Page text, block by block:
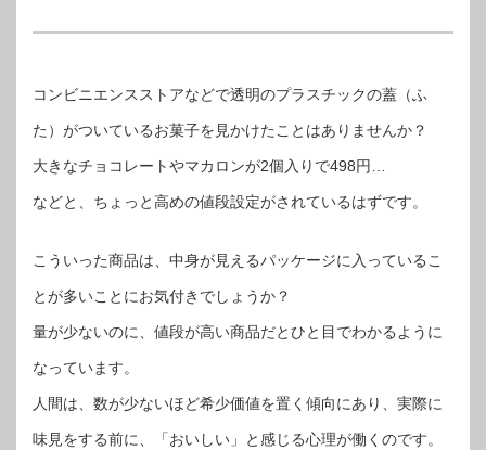
コンビニエンスストアなどで透明のプラスチックの蓋（ふ
た）がついているお菓子を見かけたことはありませんか？
大きなチョコレートやマカロンが2個入りで498円…
などと、ちょっと高めの値段設定がされているはずです。
こういった商品は、中身が見えるパッケージに入っているこ
とが多いことにお気付きでしょうか？
量が少ないのに、値段が高い商品だとひと目でわかるように
なっています。
人間は、数が少ないほど希少価値を置く傾向にあり、実際に
味見をする前に、「おいしい」と感じる心理が働くのです。